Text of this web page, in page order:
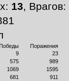
13, Врагов:
Поражения
9
23
575
989
1069
1595
681
911